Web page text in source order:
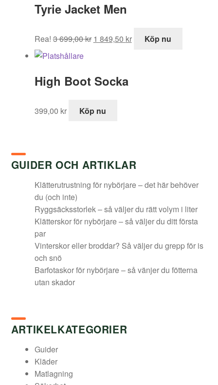
Tyrie Jacket Men
Rea! 3 699,00kr
ursprungliga
3
1 849,50 kr
nuvarande
Köp nu
High Boot Socka
399,00 kr Köp nu
GUIDER OCH ARTIKLAR
Klätterutrustning för nybörjare – det här behöver
du (och inte)
Ryggsäcksstorlek – så väljer du rätt volym i liter
Klätterskor för nybörjare – så väljer du ditt första
par
Vinterskor eller broddar? Så väljer du grepp för is
och snö
Barfotaskor för nybörjare – så vänjer du fötterna
utan skador
ARTIKELKATEGORIER
Guider
Kläder
Matlagning